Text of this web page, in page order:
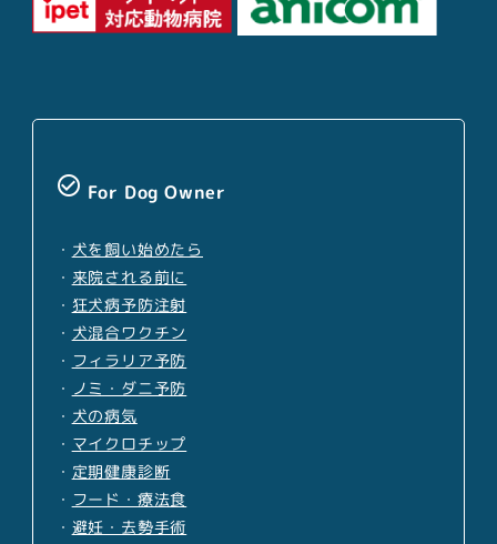
check_circle_outline For Dog Owner
・ 犬を飼い始めたら
・ 来院される前に
・ 狂犬病予防注射
・ 犬混合ワクチン
・ フィラリア予防
・ ノミ・ダニ予防
・ 犬の病気
・ マイクロチップ
・ 定期健康診断
・ フード・療法食
・ 避妊・去勢手術